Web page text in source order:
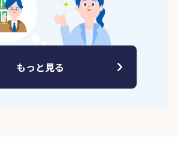
もっと見る